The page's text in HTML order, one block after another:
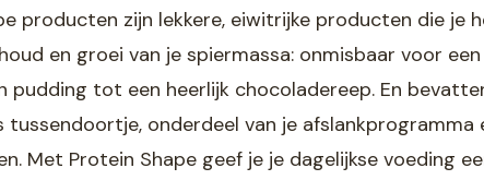
producten zijn lekkere, eiwitrijke producten die je
en groei van je spiermassa: onmisbaar voor
pudding tot een heerlijk chocoladereep. En
tussendoortje, onderdeel van je
Met Protein Shape geef je je dagelijkse voeding